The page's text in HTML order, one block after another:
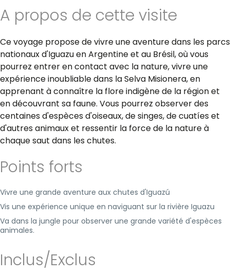
A propos de cette visite
Ce voyage propose de vivre une aventure dans les parcs
nationaux d'Iguazu en Argentine et au Brésil, où vous
pourrez entrer en contact avec la nature, vivre une
expérience inoubliable dans la Selva Misionera, en
apprenant à connaître la flore indigène de la région et
en découvrant sa faune. Vous pourrez observer des
centaines d'espèces d'oiseaux, de singes, de cuatíes et
d'autres animaux et ressentir la force de la nature à
chaque saut dans les chutes.
Points forts
Vivre une grande aventure aux chutes d'Iguazú
Vis une expérience unique en naviguant sur la rivière Iguazu
Va dans la jungle pour observer une grande variété d'espèces
animales.
Inclus/Exclus